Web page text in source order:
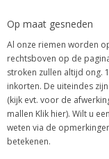
Op maat gesneden
Al onze riemen worden
rechtsboven op de
stroken zullen altijd ong.
inkorten. De uiteindes
(kijk evt. voor de
mallen Klik hier). Wilt u
weten via de
betekenen.